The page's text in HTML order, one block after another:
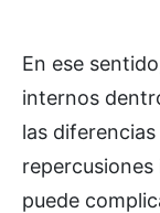
En ese
internos
las
puede